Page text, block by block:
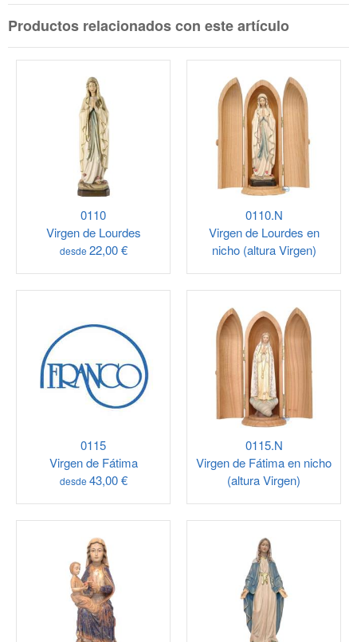
Productos relacionados con este artículo
0110
Virgen de Lourdes
desde 22,00 €
0110.N
Virgen de Lourdes en
nicho (altura Virgen)
0115
Virgen de Fátima
desde 43,00 €
0115.N
Virgen de Fátima en nicho
(altura Virgen)